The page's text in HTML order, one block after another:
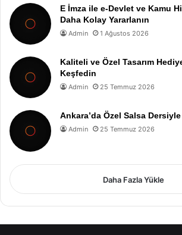
E İmza ile e-Devlet ve Kamu
Daha Kolay Yararlanın
Admin 1 Ağustos 2026
Kaliteli ve Özel Tasarım
Keşfedin
Admin 25 Temmuz 2026
Ankara’da Özel Salsa Dersiyle
Admin 25 Temmuz 2026
Daha Fazla Yükle